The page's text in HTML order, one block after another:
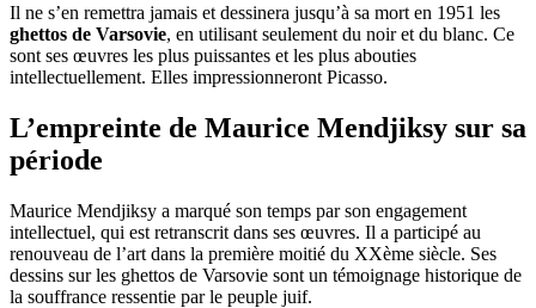
Il ne s’en remettra jamais et dessinera jusqu’à sa mort en 1951 les
ghettos de Varsovie, en utilisant seulement du noir et du blanc. Ce
sont ses œuvres les plus puissantes et les plus abouties
intellectuellement. Elles impressionneront Picasso.
L’empreinte de Maurice Mendjiksy sur sa
période
Maurice Mendjiksy a marqué son temps par son engagement
intellectuel, qui est retranscrit dans ses œuvres. Il a participé au
renouveau de l’art dans la première moitié du XXème siècle. Ses
dessins sur les ghettos de Varsovie sont un témoignage historique de
la souffrance ressentie par le peuple juif.